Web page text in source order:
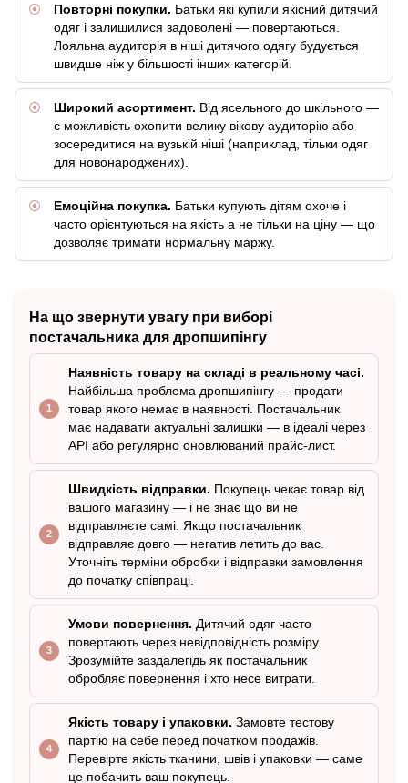
Повторні покупки. Батьки які купили якісний дитячий
одяг і залишилися задоволені — повертаються.
Лояльна аудиторія в ніші дитячого одягу будується
швидше ніж у більшості інших категорій.
Широкий асортимент. Від ясельного до шкільного —
є можливість охопити велику вікову аудиторію або
зосередитися на вузькій ніші (наприклад, тільки одяг
для новонароджених).
Емоційна покупка. Батьки купують дітям охоче і
часто орієнтуються на якість а не тільки на ціну — що
дозволяє тримати нормальну маржу.
На що звернути увагу при виборі
постачальника для дропшипінгу
Наявність товару на складі в реальному часі.
Найбільша проблема дропшипінгу — продати
товар якого немає в наявності. Постачальник
має надавати актуальні залишки — в ідеалі через
API або регулярно оновлюваний прайс-лист.
Швидкість відправки. Покупець чекає товар від
вашого магазину — і не знає що ви не
відправляєте самі. Якщо постачальник
відправляє довго — негатив летить до вас.
Уточніть терміни обробки і відправки замовлення
до початку співпраці.
Умови повернення. Дитячий одяг часто
повертають через невідповідність розміру.
Зрозумійте заздалегідь як постачальник
обробляє повернення і хто несе витрати.
Якість товару і упаковки. Замовте тестову
партію на себе перед початком продажів.
Перевірте якість тканини, швів і упаковки — саме
це побачить ваш покупець.